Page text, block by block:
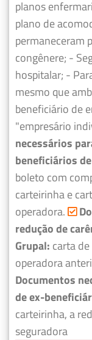
planos
plano de
permaneceram
congênere; -
hospitalar; -
mesmo que
beneficiário de
"empresário
necessários
beneficiários
boleto com
carteirinha e
operadora.
redução de
Grupal: carta
operadora
Documentos
de ex-
carteirinha, a
seguradora